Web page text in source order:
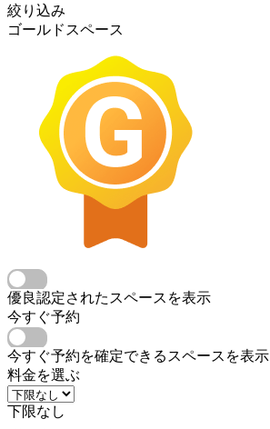
絞り込み
ゴールドスペース
優良認定されたスペースを表示
今すぐ予約
今すぐ予約を確定できるスペースを表示
料金を選ぶ
下限なし